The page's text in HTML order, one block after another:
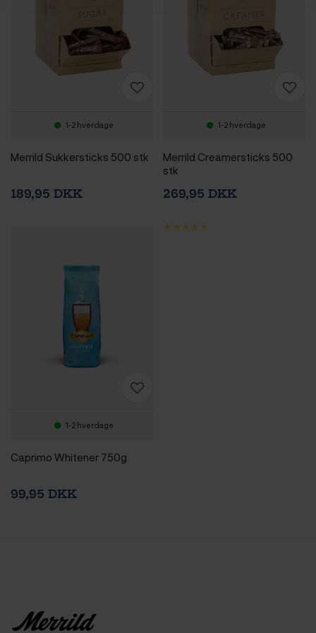
1-2 hverdage
Merrild Sukkersticks 500 stk
189,95 DKK
1-2 hverdage
Merrild Creamersticks 500
stk
269,95 DKK
1-2 hverdage
Caprimo Whitener 750g
99,95 DKK